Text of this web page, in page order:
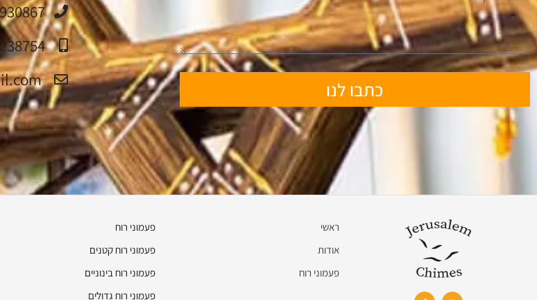
כתבו לנו
jerusalemchimes@gmail.com‏
ראשי
אודות
פעמוני רוח
פעמוני רוח
פעמוני רוח קטנים
פעמוני רוח בינוניים
פעמוני רוח גדולים